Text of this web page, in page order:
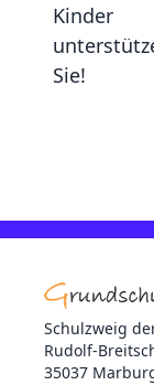
Kinder
Sie!
Schulzweig
Rudolf-
35037